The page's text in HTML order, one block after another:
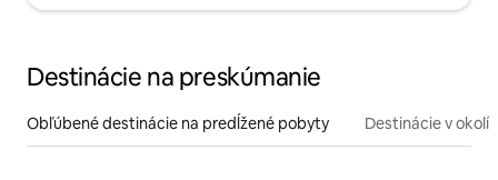
Destinácie na preskúmanie
Obľúbené destinácie na predĺžené pobyty Destinácie v okolí